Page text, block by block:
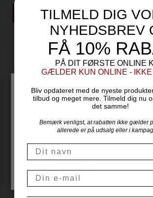
For at handle hos Vinogvin.dk skal du være
Er du over 18 år?
Louis Barthèlèmy - Champagne
4 Stjerner på Vinforum.dk
TILMELD DIG
NYHEDSBREV
FÅ 10%
PÅ DIT FØRSTE ONLINE
GÆLDER KUN ONLINE - IKKE
Bliv opdateret med de nyeste
tilbud og meget mere. Tilmeld dig nu
det samme!
Bemærk venligst, at rabatten ikke gælder
allerede er på udsalg eller i
Navn
Email